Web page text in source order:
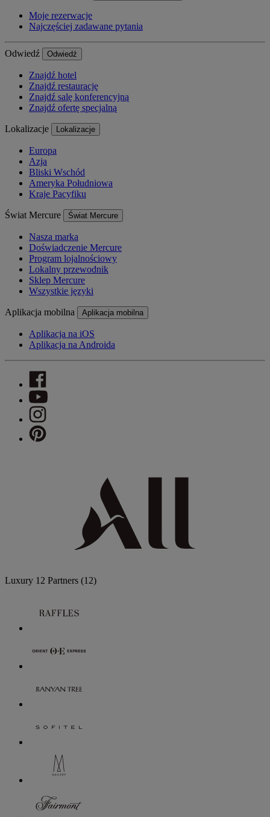
Moje rezerwacje
Najczęściej zadawane pytania
Odwiedź Odwiedź
Znajdź hotel
Znajdź restaurację
Znajdź salę konferencyjną
Znajdź ofertę specjalną
Lokalizacje Lokalizacje
Europa
Azja
Bliski Wschód
Ameryka Południowa
Kraje Pacyfiku
Świat Mercure Świat Mercure
Nasza marka
Doświadczenie Mercure
Program lojalnościowy
Lokalny przewodnik
Sklep Mercure
Wszystkie języki
Aplikacja mobilna Aplikacja mobilna
Aplikacja na iOS
Aplikacja na Androida
Luxury 12 Partners (12)